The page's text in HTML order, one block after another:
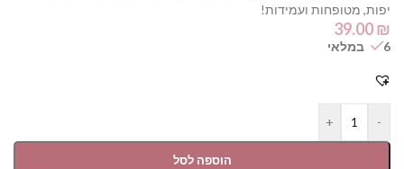
יפות, מטופחות ועמידות!
39.00₪
6 במלאי
-
+
הוספה לסל